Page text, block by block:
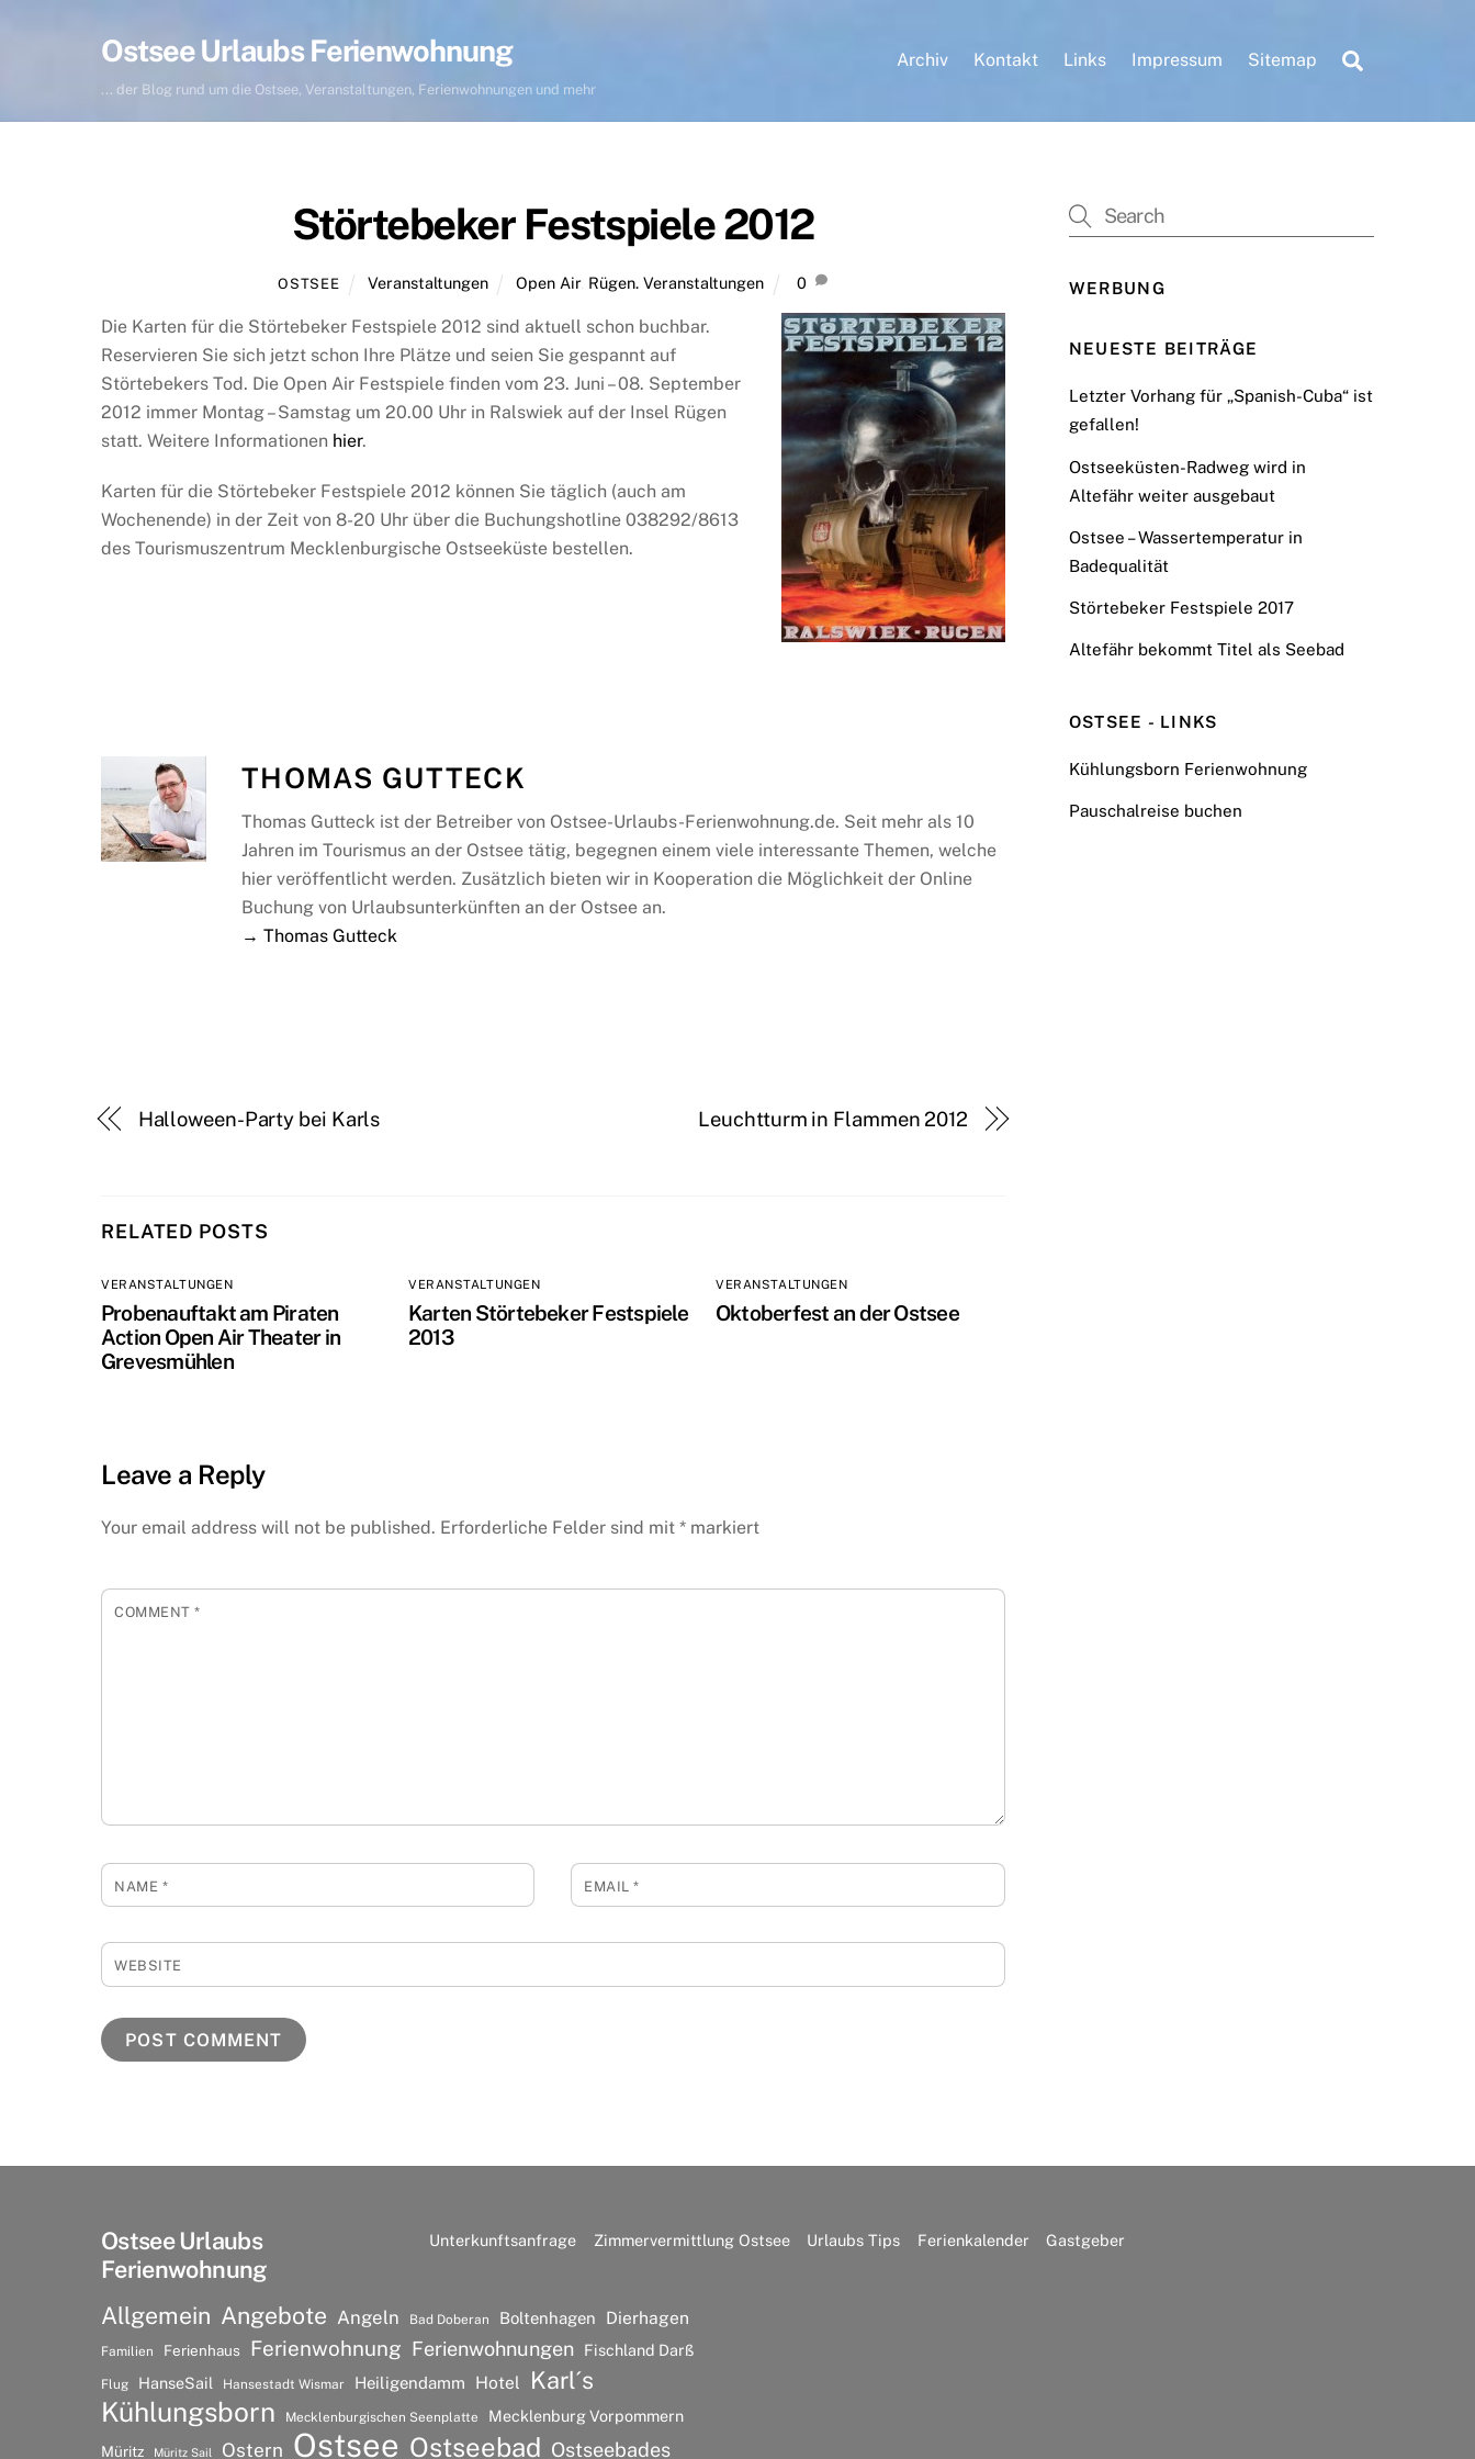
Ostsee Urlaubs Ferienwohnung
... der Blog rund um die Ostsee, Veranstaltungen, Ferienwohnungen und mehr
Archiv Kontakt Links Impressum Sitemap
Störtebeker Festspiele 2012
OSTSEE Veranstaltungen Open Air, Rügen. Veranstaltungen 0
Die Karten für die Störtebeker Festspiele 2012 sind aktuell schon buchbar.
Reservieren Sie sich jetzt schon Ihre Plätze und seien Sie gespannt auf
Störtebekers Tod. Die Open Air Festspiele finden vom 23. Juni – 08. September
2012 immer Montag – Samstag um 20.00 Uhr in Ralswiek auf der Insel Rügen
statt. Weitere Informationen hier.
Karten für die Störtebeker Festspiele 2012 können Sie täglich (auch am
Wochenende) in der Zeit von 8-20 Uhr über die Buchungshotline 038292/8613
des Tourismuszentrum Mecklenburgische Ostseeküste bestellen.
THOMAS GUTTECK
Thomas Gutteck ist der Betreiber von Ostsee-Urlaubs-Ferienwohnung.de. Seit mehr als 10
Jahren im Tourismus an der Ostsee tätig, begegnen einem viele interessante Themen, welche
hier veröffentlicht werden. Zusätzlich bieten wir in Kooperation die Möglichkeit der Online
Buchung von Urlaubsunterkünften an der Ostsee an.
→ Thomas Gutteck
Halloween-Party bei Karls Leuchtturm in Flammen 2012
RELATED POSTS
VERANSTALTUNGEN
Probenauftakt am Piraten
Action Open Air Theater in
Grevesmühlen
VERANSTALTUNGEN
Karten Störtebeker Festspiele
2013
VERANSTALTUNGEN
Oktoberfest an der Ostsee
Leave a Reply
Your email address will not be published. Erforderliche Felder sind mit * markiert
COMMENT*
NAME * EMAIL*
WEBSITE
WERBUNG
NEUESTE BEITRÄGE
Letzter Vorhang für „Spanish-Cuba“ ist
gefallen!
Ostseeküsten-Radweg wird in
Altefähr weiter ausgebaut
Ostsee – Wassertemperatur in
Badequalität
Störtebeker Festspiele 2017
Altefähr bekommt Titel als Seebad
OSTSEE - LINKS
Kühlungsborn Ferienwohnung
Pauschalreise buchen
Ostsee Urlaubs
Ferienwohnung
Unterkunftsanfrage Zimmervermittlung Ostsee Urlaubs Tips Ferienkalender Gastgeber
Allgemein Angebote Angeln Bad Doberan Boltenhagen Dierhagen
Familien Ferienhaus Ferienwohnung Ferienwohnungen Fischland Darß
Flug HanseSail Hansestadt Wismar Heiligendamm Hotel Karl´s
Kühlungsborn Mecklenburgischen Seenplatte Mecklenburg Vorpommern
Müritz Müritz Sail Ostern Ostsee Ostseebad Ostseebades